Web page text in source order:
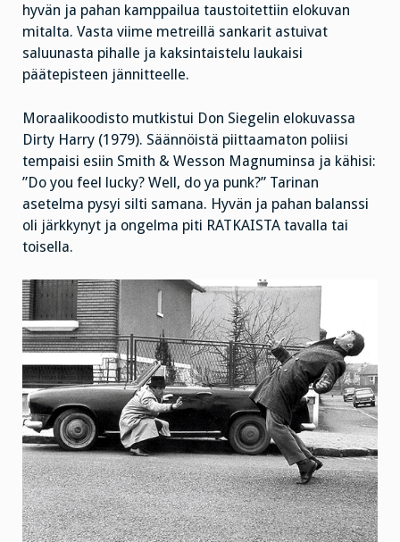
hyvän ja pahan kamppailua taustoitettiin elokuvan
mitalta. Vasta viime metreillä sankarit astuivat
saluunasta pihalle ja kaksintaistelu laukaisi
päätepisteen jännitteelle.
Moraalikoodisto mutkistui Don Siegelin elokuvassa
Dirty Harry (1979). Säännöistä piittaamaton poliisi
tempaisi esiin Smith & Wesson Magnuminsa ja kähisi:
”Do you feel lucky? Well, do ya punk?” Tarinan
asetelma pysyi silti samana. Hyvän ja pahan balanssi
oli järkkynyt ja ongelma piti RATKAISTA tavalla tai
toisella.